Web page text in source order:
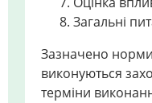
Загальні
Зазначено
виконуються
терміни